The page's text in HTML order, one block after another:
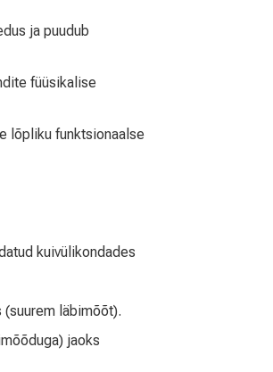
ja puudub
füüsikalise
lõpliku funktsionaalse
kuivülikondades
läbimõõt).
jaoks